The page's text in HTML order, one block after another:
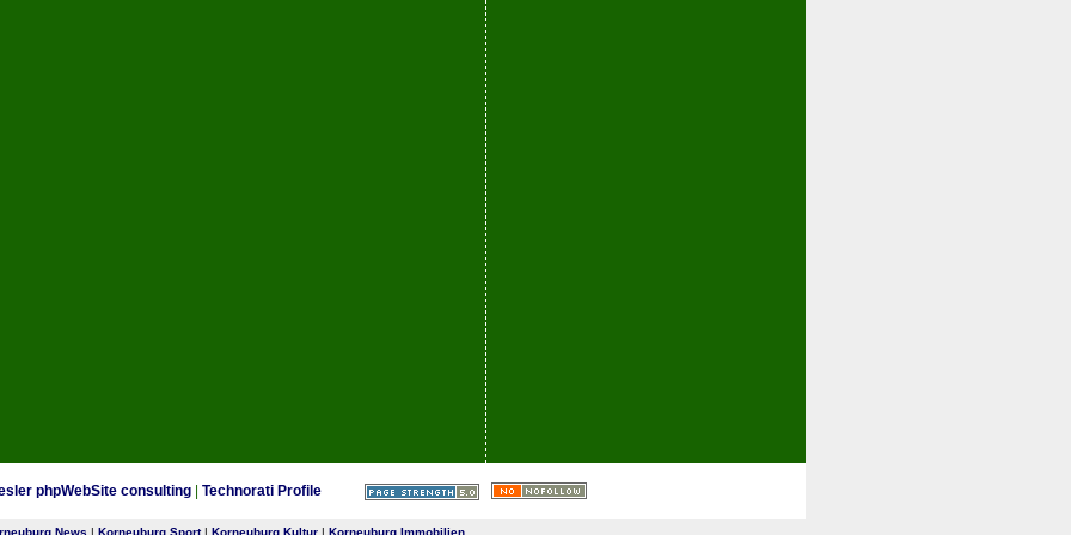
phpWebSite consulting Technorati Profile
News | Korneuburg Sport| Korneuburg Kultur | Korneuburg Immobilien